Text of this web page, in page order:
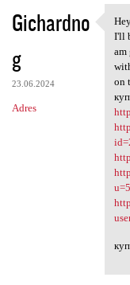
K
o
m
e
n
Gichardno
g
23.06.2024
Adres
I'll
am
on